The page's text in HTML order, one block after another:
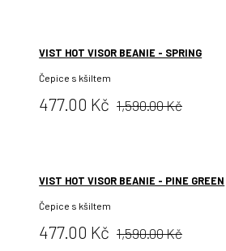
VIST HOT VISOR BEANIE - SPRING
Čepice s kšiltem
Cena:
477.00 Kč Původní
1,590.00 Kč
VIST HOT VISOR BEANIE - PINE GREEN
Čepice s kšiltem
Cena:
477.00 Kč Původní
1,590.00 Kč